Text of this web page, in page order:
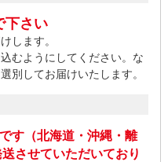
下さい
します。
むようにしてください。な
別してお届けいたします。
す（北海道・沖縄・離
させていただいており